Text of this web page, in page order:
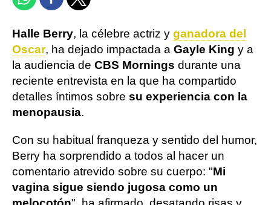
Halle Berry, la célebre actriz y ganadora del
Oscar, ha dejado impactada a Gayle King y a
la audiencia de CBS Mornings durante una
reciente entrevista en la que ha compartido
detalles íntimos sobre su experiencia con la
menopausia.
Con su habitual franqueza y sentido del humor,
Berry ha sorprendido a todos al hacer un
comentario atrevido sobre su cuerpo: "Mi
vagina sigue siendo jugosa como un